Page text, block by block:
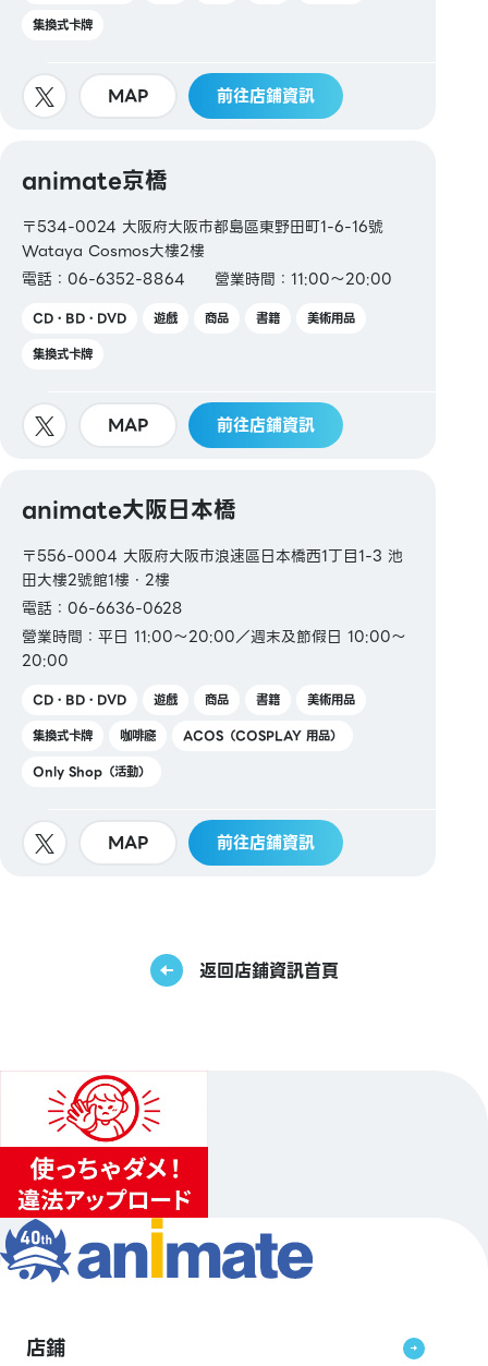
集換式卡牌
MAP 前往店鋪資訊
animate京橋
〒534-0024 大阪府大阪市都島區東野田町1-6-16號
Wataya Cosmos大樓2樓
電話：06-6352-8864
營業時間：11:00～20:00
CD・BD・DVD 遊戲 商品 書籍
美術用品
集換式卡牌
MAP 前往店鋪資訊
animate大阪日本橋
〒556-0004 大阪府大阪市浪速區日本橋西1丁目1-3 池
田大樓2號館1樓・2樓
電話：06-6636-0628
營業時間：平日 11:00～20:00／週末及節假日 10:00～
20:00
CD・BD・DVD 遊戲 商品 書籍
美術用品
集換式卡牌
咖啡廳
ACOS（COSPLAY 用品）
Only Shop（活動）
MAP 前往店鋪資訊
返回店鋪資訊首頁
店鋪